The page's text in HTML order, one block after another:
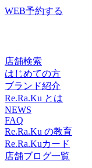
ィケア！！
甲骨ストレッチ】と
ク系ボディケア！
階≪電話番号≫
★【夏季限定】-5℃
チ音でリラックス
￥3,190 (税込) ※メ
（単品利用不可）
二人様の場合はお電
す！
ンファンに大人気！
レッチ】を取り入れ
宮西口店 ☆大宮
0854 埼玉県さい
迄） ～～～～今日
¥5,830 (税込) 足裏
裏・ふくらはぎ
可） ★爽快ヘッド
酸泡を使い頭部をほ
り切りましょう！ ☆
目・首のお疲れでお
感を味わいたい方・
分 ￥1,650 (税込
併用してご予約くだ
WEB予約する
店舗検索
はじめての方
ブランド紹介
Re.Ra.Ku とは
NEWS
FAQ
Re.Ra.Ku の教育
Re.Ra.Kuカード
店舗ブログ一覧